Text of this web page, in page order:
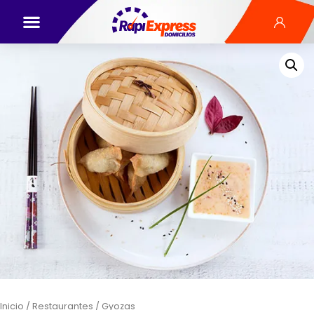
Inicio / Restaurantes / Gyozas